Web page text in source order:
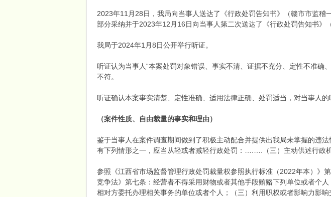
2023年11月28日，我局向当事人送达了《行政处罚告知书》（赣市市监
部分采纳并于2023年12月16日向当事人第二次送达了《行政处罚告知书
我局于2024年1月8日公开举行听证。
听证认为当事人“本案处罚对象错误、事实不清、证据不充分、定性不准
不符。
听证确认本案事实清楚、定性准确、适用法律正确、处罚适当，对当事人的
（案件性质、自由裁量的事实和理由）
鉴于当事人在案件调查期间做到了积极主动配合并提供出我局未掌握的违
有下列情形之一，应当从轻或者减轻行政处罚：….….（三）主动供述行政
参照《江西省市场监督管理行政处罚裁量权参照执行标准（2022年本）》
竞争法》第七条：经营者不得采用财物或者其他手段贿赂下列单位或者个
相对方委托办理相关事务的单位或者个人；（三）利用职权或者影响力影响